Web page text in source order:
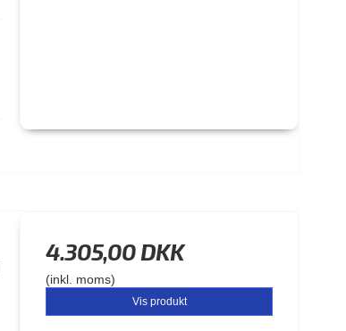
4.305,00 DKK
(inkl. moms)
Vis produkt